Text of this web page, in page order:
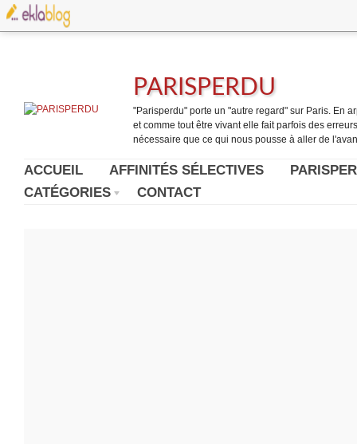
PARISPERDU
"Parisperdu" porte un "autre regard" sur Paris. En
et comme tout être vivant elle fait parfois des
nécessaire que ce qui nous pousse à aller de
ACCUEIL AFFINITÉS SÉLECTIVES
CATÉGORIES
CONTACT